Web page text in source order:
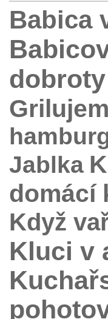
Babica
dobroty
Jablka
domácí
Když
Kluci v